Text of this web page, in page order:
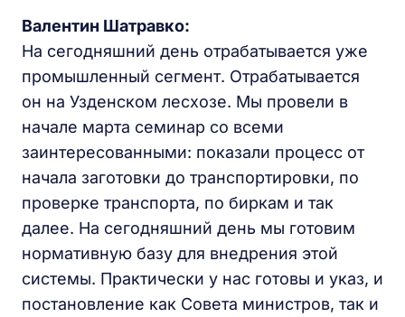
Валентин Шатравко:
На сегодняшний день отрабатывается уже
промышленный сегмент. Отрабатывается
он на Узденском лесхозе. Мы провели в
начале марта семинар со всеми
заинтересованными: показали процесс от
начала заготовки до транспортировки, по
проверке транспорта, по биркам и так
далее. На сегодняшний день мы готовим
нормативную базу для внедрения этой
системы. Практически у нас готовы и указ, и
постановление как Совета министров, так и